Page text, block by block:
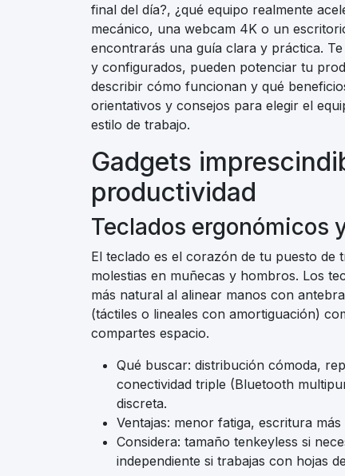
final del día?, ¿qué equipo realmente
mecánico, una webcam 4K o un
encontrarás una guía clara y práctica.
y configurados, pueden potenciar tu
describir cómo funcionan y qué
orientativos y consejos para elegir el
estilo de trabajo.
Gadgets
productividad
Teclados ergonómicos
El teclado es el corazón de tu puesto
molestias en muñecas y hombros. Los
más natural al alinear manos con
(táctiles o lineales con amortiguación)
compartes espacio.
Qué buscar: distribución cómoda,
conectividad triple (Bluetooth
discreta.
Ventajas: menor fatiga, escritura
Considera: tamaño tenkeyless si
independiente si trabajas con hojas